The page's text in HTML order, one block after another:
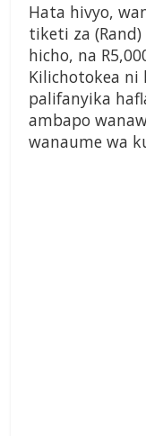
Hata hivyo,
tiketi za
hicho, na
Kilichotokea
palifanyika
ambapo
wanaume wa